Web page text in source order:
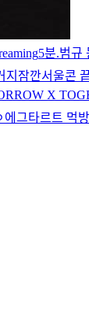
5분.범규
지 잠깐서울콘
X
에그타르트 먹